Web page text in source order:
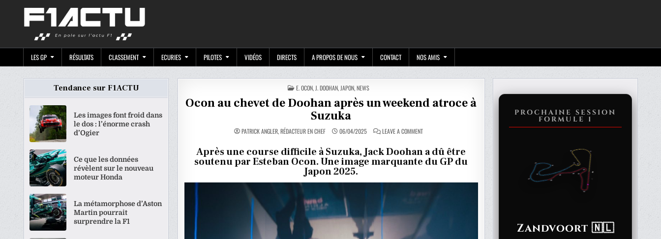
LES GP RÉSULTATS CLASSEMENT ECURIES PILOTES VIDÉOS DIRECTS A PROPOS DE NOUS CONTACT NOS AMIS
POSTED
IN
E. OCON, J. DOOHAN, JAPON,NEWS
Ocon au chevet de Doohan après un weekend atroce à
Suzuka
PATRICK ANGLER, RÉDACTEUR EN CHEF 06/04/2025 LEAVE A COMMENTON
CHEVET
DE
DOOHAN
APRÈS
ATROCE
SUZUKA
Après une course difficile à Suzuka, Jack Doohan a dû être
soutenu par Esteban Ocon. Une image marquante du GP du
Japon 2025.
Tendance sur F1ACTU
Les images font froid dans
le dos : l’énorme crash
d’Ogier
Ce que les données
révèlent sur le nouveau
moteur Honda
La métamorphose d’Aston
Martin pourrait
surprendre la F1
PROCHAINE SESSION
FORMULE 1
Zandvoort 🇳🇱